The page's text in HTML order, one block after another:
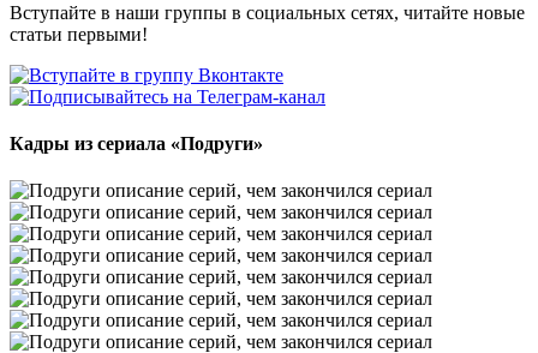
Вступайте в наши группы в социальных сетях, читайте новые
статьи первыми!
Кадры из сериала «Подруги»